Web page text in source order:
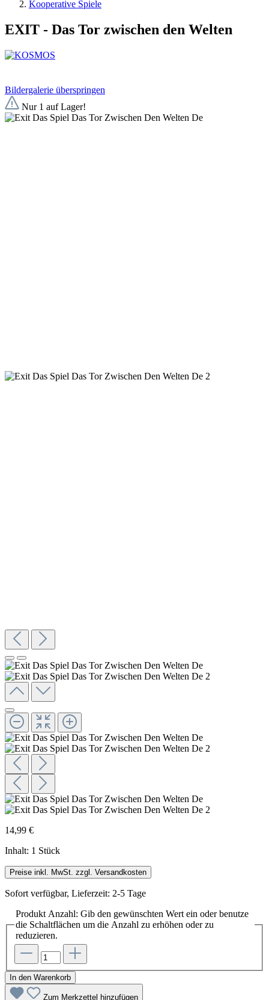
Kooperative Spiele
EXIT - Das Tor zwischen den Welten
Bildergalerie überspringen
Nur 1 auf Lager!
14,99 €
Inhalt: 1 Stück
Preise inkl. MwSt. zzgl. Versandkosten
Sofort verfügbar, Lieferzeit: 2-5 Tage
Produkt Anzahl: Gib den gewünschten Wert ein oder benutze
die Schaltflächen um die Anzahl zu erhöhen oder zu
reduzieren.
In den Warenkorb
Zum Merkzettel hinzufügen